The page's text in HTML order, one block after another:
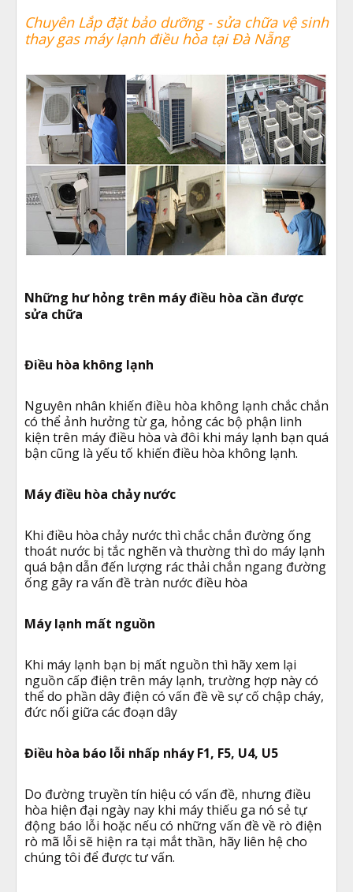
Chuyên Lắp đặt bảo dưỡng - sửa chữa vệ sinh
thay gas máy lạnh điều hòa tại Đà Nẵng
Những hư hỏng trên máy điều hòa cần được
sửa chữa
Điều hòa không lạnh
Nguyên nhân khiến điều hòa không lạnh chắc chắn
có thể ảnh hưởng từ ga, hỏng các bộ phận linh
kiện trên máy điều hòa và đôi khi máy lạnh bạn quá
bận cũng là yếu tố khiến điều hòa không lạnh.
Máy điều hòa chảy nước
Khi điều hòa chảy nước thì chắc chắn đường ống
thoát nước bị tắc nghẽn và thường thì do máy lạnh
quá bận dẫn đến lượng rác thải chắn ngang đường
ống gây ra vấn đề tràn nước điều hòa
Máy lạnh mất nguồn
Khi máy lạnh bạn bị mất nguồn thì hãy xem lại
nguồn cấp điện trên máy lạnh, trường hợp này có
thể do phần dây điện có vấn đề về sự cố chập cháy,
đức nối giữa các đoạn dây
Điều hòa báo lỗi nhấp nháy F1, F5, U4, U5
Do đường truyền tín hiệu có vấn đề, nhưng điều
hòa hiện đại ngày nay khi máy thiếu ga nó sẻ tự
động báo lỗi hoặc nếu có những vấn đề về rò điện
rò mã lỗi sẽ hiện ra tại mắt thần, hãy liên hệ cho
chúng tôi để được tư vấn.